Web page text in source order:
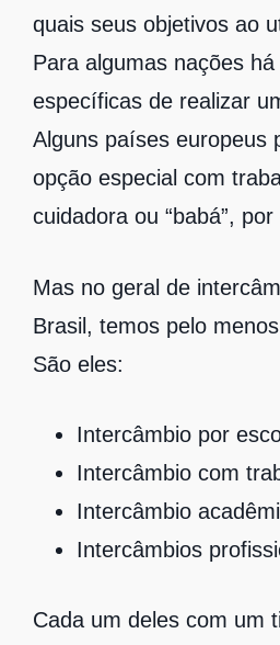
quais seus objetivos ao
Para algumas nações
específicas de realizar
Alguns países europeus
opção especial com
cuidadora ou “babá”,
Mas no geral de
Brasil, temos pelo
São eles:
Intercâmbio por
Intercâmbio com
Intercâmbio
Intercâmbios
Cada um deles com um